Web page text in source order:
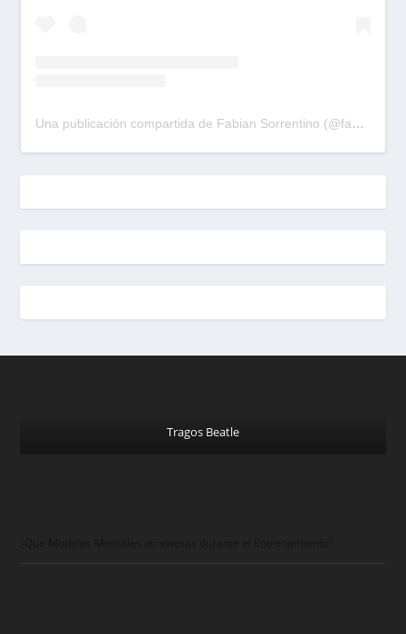
Una publicación compartida de Fabian Sorrentino (@fabiansonria)
Tragos Beatle